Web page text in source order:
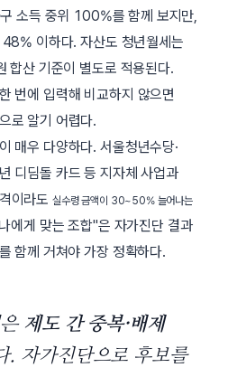
소득 중위 100%를 함께 보지만,
이하다. 자산도 청년월세는
합산 기준이 별도로 적용된다.
번에 입력해 비교하지 않으면
로 알기 어렵다.
매우 다양하다. 서울청년수당·
디딤돌 카드 등 지자체 사업과
이라도 실수령 금액이 30~50% 늘어나는
나에게 맞는 조합 은 자가진단 결과
함께 거쳐야 가장 정확하다.
제도 간 중복·배제
. 자가진단으로 후보를